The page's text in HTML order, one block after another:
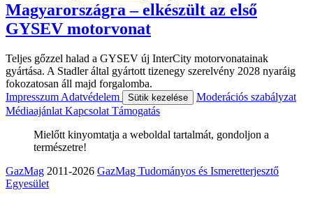
Magyarországra – elkészült az első
GYSEV motorvonat
Teljes gőzzel halad a GYSEV új InterCity motorvonatainak
gyártása. A Stadler által gyártott tizenegy szerelvény 2028 nyaráig
fokozatosan áll majd forgalomba.
Impresszum Adatvédelem Sütik kezelése
Moderációs szabályzat
Médiaajánlat Kapcsolat Támogatás
Mielőtt kinyomtatja a weboldal tartalmát, gondoljon a
természetre!
GazMag 2011-2026 GazMag Tudományos és Ismeretterjesztő
Egyesület